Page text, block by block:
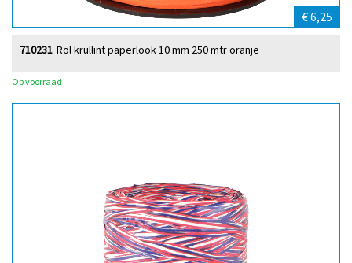
€ 6,25
Rol krullint paperlook 10 mm 250 mtr oranje
710231
Op voorraad